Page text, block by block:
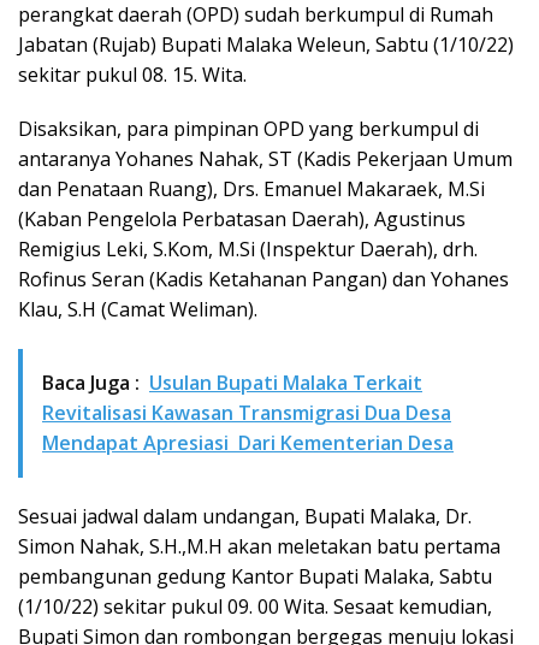
perangkat daerah (OPD) sudah berkumpul di Rumah
Jabatan (Rujab) Bupati Malaka Weleun, Sabtu (1/10/22)
sekitar pukul 08. 15. Wita.
Disaksikan, para pimpinan OPD yang berkumpul di
antaranya Yohanes Nahak, ST (Kadis Pekerjaan Umum
dan Penataan Ruang), Drs. Emanuel Makaraek, M.Si
(Kaban Pengelola Perbatasan Daerah), Agustinus
Remigius Leki, S.Kom, M.Si (Inspektur Daerah), drh.
Rofinus Seran (Kadis Ketahanan Pangan) dan Yohanes
Klau, S.H (Camat Weliman).
Baca Juga : Usulan Bupati Malaka Terkait
Revitalisasi Kawasan Transmigrasi Dua Desa
Mendapat Apresiasi Dari Kementerian Desa
Sesuai jadwal dalam undangan, Bupati Malaka, Dr.
Simon Nahak, S.H.,M.H akan meletakan batu pertama
pembangunan gedung Kantor Bupati Malaka, Sabtu
(1/10/22) sekitar pukul 09. 00 Wita. Sesaat kemudian,
Bupati Simon dan rombongan bergegas menuju lokasi